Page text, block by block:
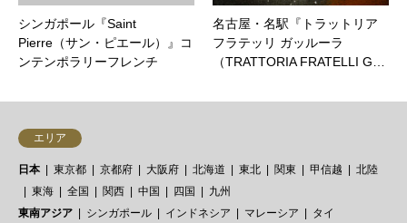
シンガポール『Saint
Pierre（サン・ピエール）』コ
ンテンポラリーフレンチ
名古屋・名駅『トラットリア
フラテッリ ガッルーラ
（TRATTORIA FRATELLI G…
エリア
日本 東京都 京都府 大阪府 北海道 東北 関東 甲信越
北陸
東海
全国 関西 中国 四国
九州
東南アジア
シンガポール インドネシア マレーシア
タイ